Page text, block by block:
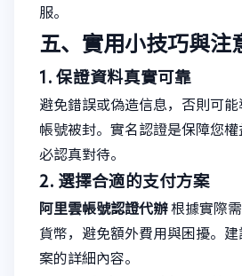
服。
五、實用小技巧與注
1. 保證資料真實可靠
避免錯誤或偽造信息，否則可
帳號被封。實名認證是保障您
必認真對待。
2. 選擇合適的支付方案
阿里雲帳號認證代辦根據實際
貨幣，避免額外費用與困擾。
案的詳細內容。